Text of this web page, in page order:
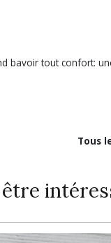
bavoir tout confort:
Tous